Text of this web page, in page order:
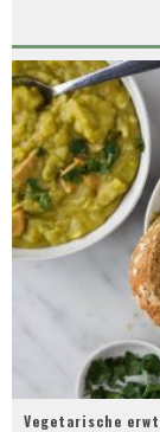
Vegetarische